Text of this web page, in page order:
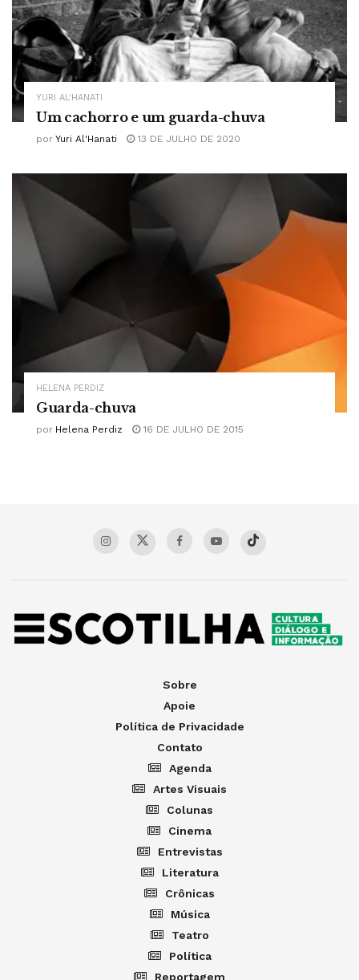
YURI AL'HANATI
Um cachorro e um guarda-chuva
por Yuri Al'Hanati 13 DE JULHO DE 2020
HELENA PERDIZ
Guarda-chuva
por Helena Perdiz 16 DE JULHO DE 2015
Sobre
Apoie
Política de Privacidade
Contato
Agenda
Artes Visuais
Colunas
Cinema
Entrevistas
Literatura
Crônicas
Música
Teatro
Política
Reportagem